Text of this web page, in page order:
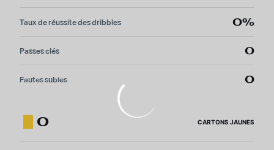
Taux de réussite des dribbles 0%
Passes clés 0
Fautes subies 0
0 CARTONS JAUNES